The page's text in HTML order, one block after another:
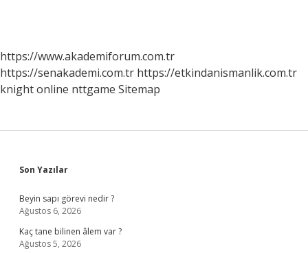
https://www.akademiforum.com.tr
https://senakademi.com.tr https://etkindanismanlik.com.tr
knight online nttgame Sitemap
Sidebar
Son Yazılar
Beyin sapı görevi nedir ?
Ağustos 6, 2026
Kaç tane bilinen âlem var ?
Ağustos 5, 2026